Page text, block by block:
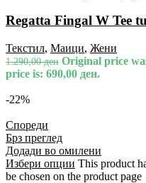
Regatta Fingal W Tee
Текстил, Маици, Жени
1.290,00ден Original price
price is: 690,00 ден.
-22%
Спореди
Брз преглед
Додади во омилени
Избери опции This product
be chosen on the product page